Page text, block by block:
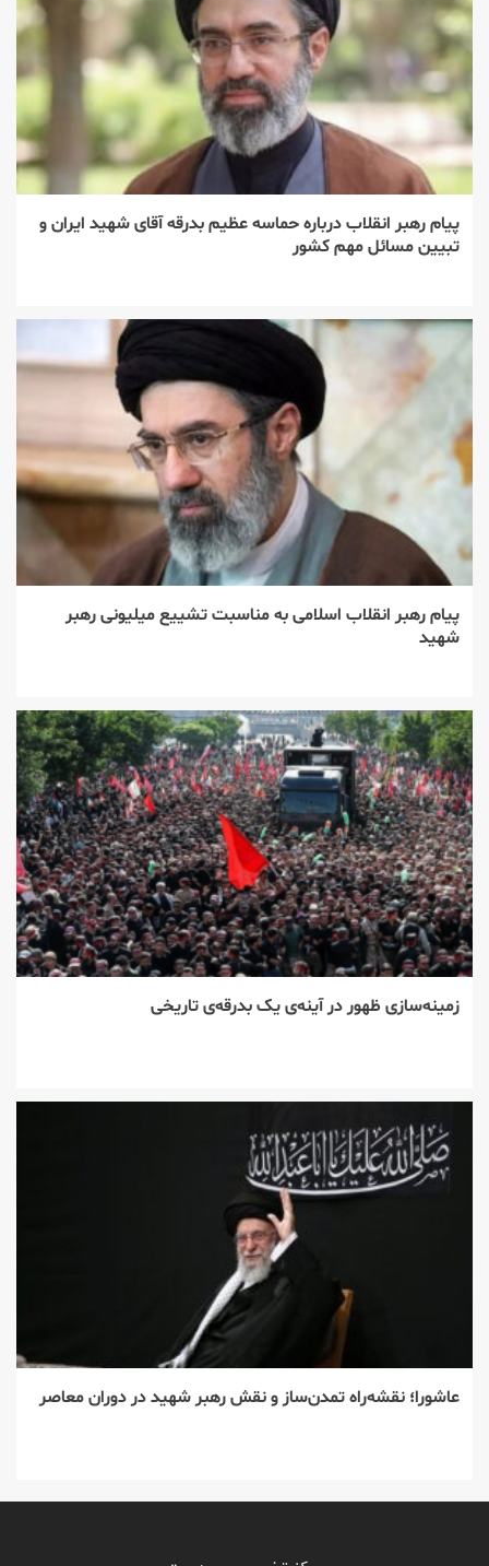
پیام رهبر انقلاب درباره حماسه عظیم بدرقه آقای شهید ایران و
تبیین مسائل مهم کشور
پیام رهبر انقلاب اسلامی به مناسبت تشییع میلیونی رهبر
شهید
زمینه‌سازی ظهور در آینه‌ی یک بدرقه‌ی تاریخی
عاشورا؛ نقشه‌راه تمدن‌ساز و نقش رهبر شهید در دوران معاصر